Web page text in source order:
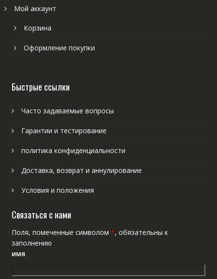
Мой аккаунт
Корзина
Оформление покупки
Быстрые ссылки
Часто задаваемые вопросы
Гарантии и тестирование
политика конфиденциальности
Доставка, возврат и аннулирование
Условия и положения
Связаться с нами
Поля, помеченные символом *, обязательны к
заполнению
имя